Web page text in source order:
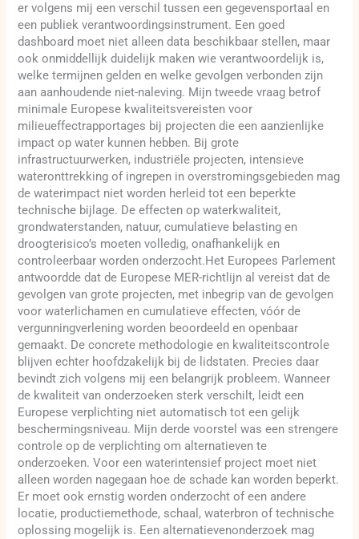
er volgens mij een verschil tussen een gegevensportaal en
een publiek verantwoordingsinstrument. Een goed
dashboard moet niet alleen data beschikbaar stellen, maar
ook onmiddellijk duidelijk maken wie verantwoordelijk is,
welke termijnen gelden en welke gevolgen verbonden zijn
aan aanhoudende niet-naleving. Mijn tweede vraag betrof
minimale Europese kwaliteitsvereisten voor
milieueffectrapportages bij projecten die een aanzienlijke
impact op water kunnen hebben. Bij grote
infrastructuurwerken, industriële projecten, intensieve
wateronttrekking of ingrepen in overstromingsgebieden mag
de waterimpact niet worden herleid tot een beperkte
technische bijlage. De effecten op waterkwaliteit,
grondwaterstanden, natuur, cumulatieve belasting en
droogterisico’s moeten volledig, onafhankelijk en
controleerbaar worden onderzocht.Het Europees Parlement
antwoordde dat de Europese MER-richtlijn al vereist dat de
gevolgen van grote projecten, met inbegrip van de gevolgen
voor waterlichamen en cumulatieve effecten, vóór de
vergunningverlening worden beoordeeld en openbaar
gemaakt. De concrete methodologie en kwaliteitscontrole
blijven echter hoofdzakelijk bij de lidstaten. Precies daar
bevindt zich volgens mij een belangrijk probleem. Wanneer
de kwaliteit van onderzoeken sterk verschilt, leidt een
Europese verplichting niet automatisch tot een gelijk
beschermingsniveau. Mijn derde voorstel was een strengere
controle op de verplichting om alternatieven te
onderzoeken. Voor een waterintensief project moet niet
alleen worden nagegaan hoe de schade kan worden beperkt.
Er moet ook ernstig worden onderzocht of een andere
locatie, productiemethode, schaal, waterbron of technische
oplossing mogelijk is. Een alternatievenonderzoek mag